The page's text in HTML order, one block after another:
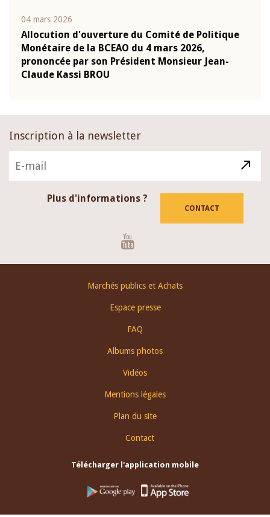
04 mars 2026
Allocution d'ouverture du Comité de Politique
Monétaire de la BCEAO du 4 mars 2026,
prononcée par son Président Monsieur Jean-
Claude Kassi BROU
Inscription à la newsletter
Plus d'informations ?
CONTACT
Marchés publics et Achats
Espace presse
FAQ
Albums photos
Vidéos
Mentions légales
Plan du site
Contact
Télécharger l'application mobile